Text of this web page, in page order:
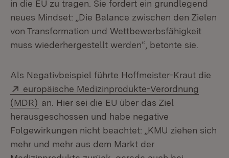
in die EU zu tragen. Sie fordert ein grundlegend
neues Mindset: „Die Balance zwischen den Zielen
von Transformation und Wettbewerbsfähigkeit
muss wiederhergestellt werden“, betonte sie.
Als Negativbeispiel führte Hoffmeister-Kraut die
Extern:
europäische Medizinprodukte-Verordnung
(MDR) (Öffnet in neuem Fenster)
an. Hier sei die EU über das Ziel
herausgeschossen und habe negative
Folgewirkungen nicht beachtet: „KMU ziehen sich
mehr und mehr aus dem Markt der